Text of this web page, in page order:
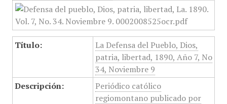
Título:
La Defensa del Pueblo, Dios,
patria, libertad, 1890, Año 7, No
34, Noviembre 9
Descripción:
Periódico católico
regiomontano publicado por